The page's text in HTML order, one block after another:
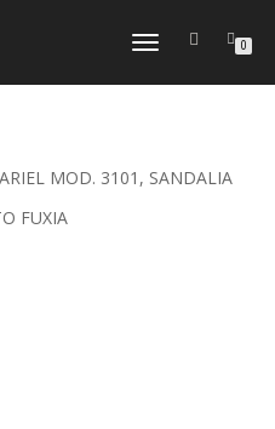
CAMBIAR
0
MOD. 3101, SANDALIA
FUXIA